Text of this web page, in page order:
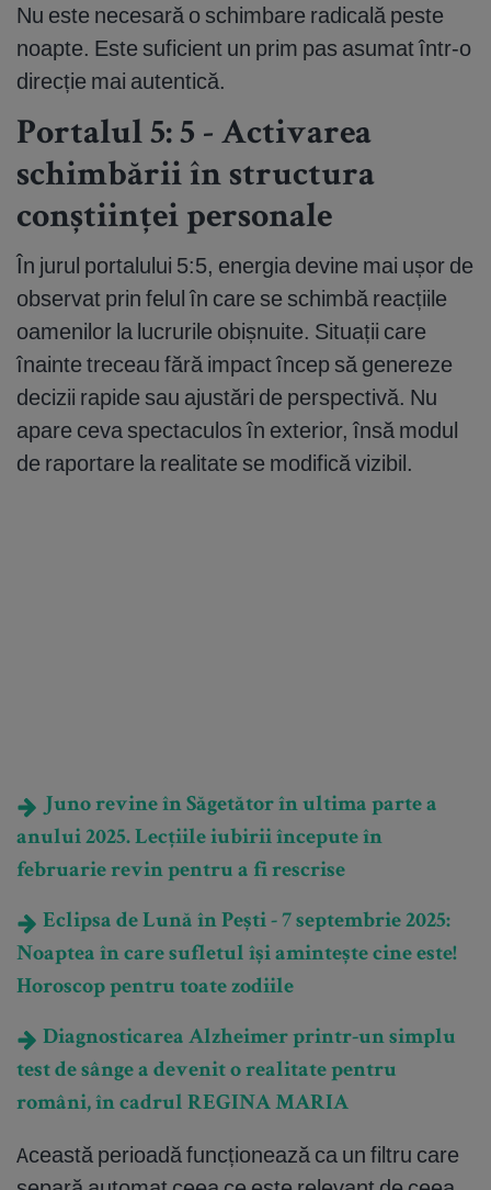
Nu este necesară o schimbare radicală peste
noapte. Este suficient un prim pas asumat într-o
direcție mai autentică.
Portalul 5: 5 - Activarea
schimbării în structura
conștiinței personale
În jurul portalului 5:5, energia devine mai ușor de
observat prin felul în care se schimbă reacțiile
oamenilor la lucrurile obișnuite. Situații care
înainte treceau fără impact încep să genereze
decizii rapide sau ajustări de perspectivă. Nu
apare ceva spectaculos în exterior, însă modul
de raportare la realitate se modifică vizibil.
Juno revine în Săgetător în ultima parte a
anului 2025. Lecțiile iubirii începute în
februarie revin pentru a fi rescrise
Eclipsa de Lună în Pești - 7 septembrie 2025:
Noaptea în care sufletul își amintește cine este!
Horoscop pentru toate zodiile
Diagnosticarea Alzheimer printr-un simplu
test de sânge a devenit o realitate pentru
români, în cadrul REGINA MARIA
Această perioadă funcționează ca un filtru care